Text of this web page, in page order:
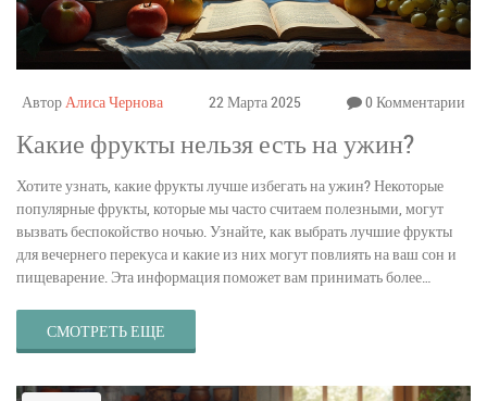
АвторАлиса Чернова 22 Марта 2025 0 Комментарии
Какие фрукты нельзя есть на ужин?
Хотите узнать, какие фрукты лучше избегать на ужин? Некоторые
популярные фрукты, которые мы часто считаем полезными, могут
вызвать беспокойство ночью. Узнайте, как выбрать лучшие фрукты
для вечернего перекуса и какие из них могут повлиять на ваш сон и
пищеварение. Эта информация поможет вам принимать более
СМОТРЕТЬ ЕЩЕ